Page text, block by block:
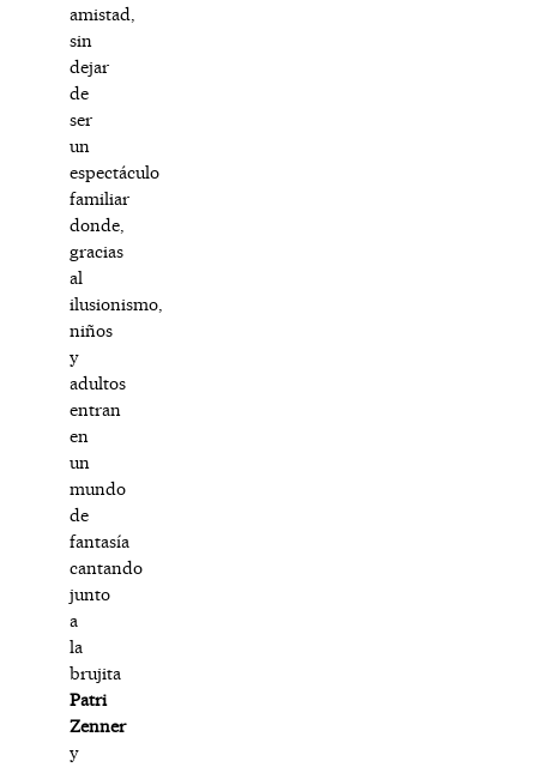
amistad,
sin
dejar
de
ser
un
espectáculo
familiar
donde,
gracias
al
ilusionismo,
niños
y
adultos
entran
en
un
mundo
de
fantasía
cantando
junto
a
la
brujita
Patri
Zenner
y